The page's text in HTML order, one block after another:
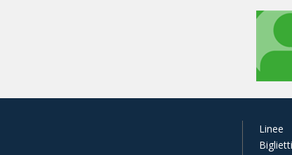
Linee
Biglietti